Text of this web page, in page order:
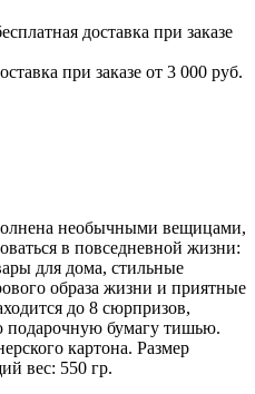
доставка при заказе
при заказе от 3 000 руб.
необычными вещицами,
в повседневной жизни:
для дома, стильные
образа жизни и приятные
до 8 сюрпризов,
подарочную бумагу тишью.
картона. Размер
вес: 550 гр.